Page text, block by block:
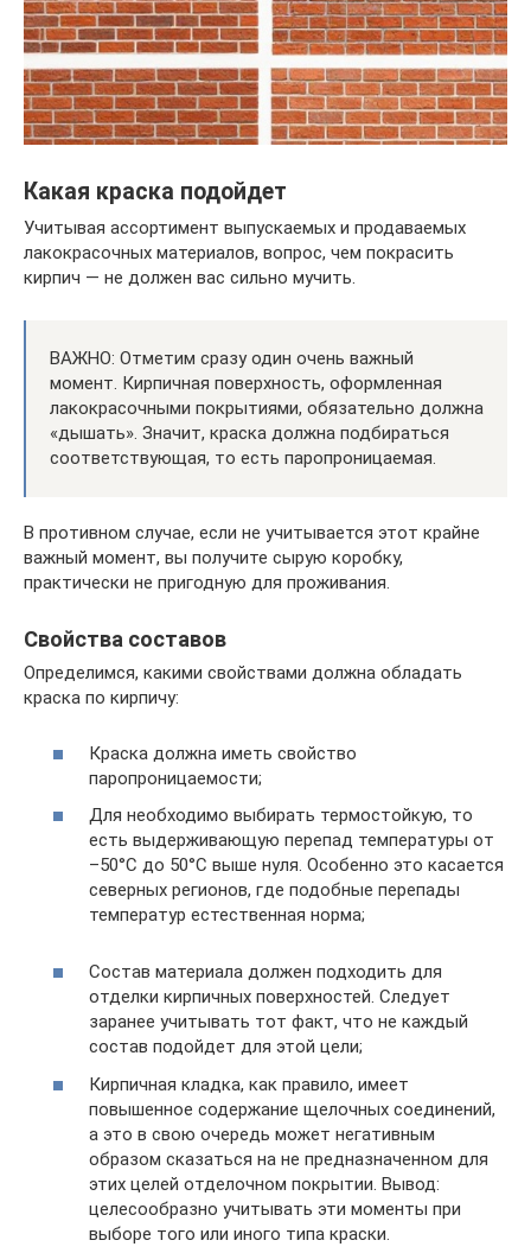
Какая краска подойдет
Учитывая ассортимент выпускаемых и продаваемых
лакокрасочных материалов, вопрос, чем покрасить
кирпич — не должен вас сильно мучить.
ВАЖНО: Отметим сразу один очень важный
момент. Кирпичная поверхность, оформленная
лакокрасочными покрытиями, обязательно должна
«дышать». Значит, краска должна подбираться
соответствующая, то есть паропроницаемая.
В противном случае, если не учитывается этот крайне
важный момент, вы получите сырую коробку,
практически не пригодную для проживания.
Свойства составов
Определимся, какими свойствами должна обладать
краска по кирпичу:
Краска должна иметь свойство
паропроницаемости;
Для необходимо выбирать термостойкую, то
есть выдерживающую перепад температуры от
–50°C до 50°C выше нуля. Особенно это касается
северных регионов, где подобные перепады
температур естественная норма;
Состав материала должен подходить для
отделки кирпичных поверхностей. Следует
заранее учитывать тот факт, что не каждый
состав подойдет для этой цели;
Кирпичная кладка, как правило, имеет
повышенное содержание щелочных соединений,
а это в свою очередь может негативным
образом сказаться на не предназначенном для
этих целей отделочном покрытии. Вывод:
целесообразно учитывать эти моменты при
выборе того или иного типа краски.